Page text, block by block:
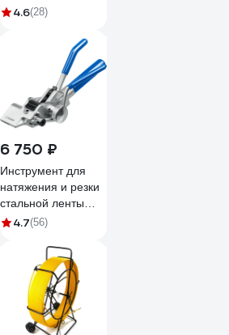
0014.6(28)
6 750 ₽
Инструмент для
натяжения и резки
стальной ленты
ЗУБР ИНХ-20
4.7(56)